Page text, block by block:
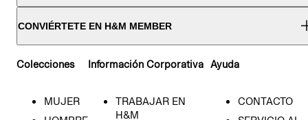
CONVIÉRTETE EN H&M MEMBER
Colecciones
MUJER
Información Corporativa
TRABAJAR EN
H&M
Ayuda
CONTACTO